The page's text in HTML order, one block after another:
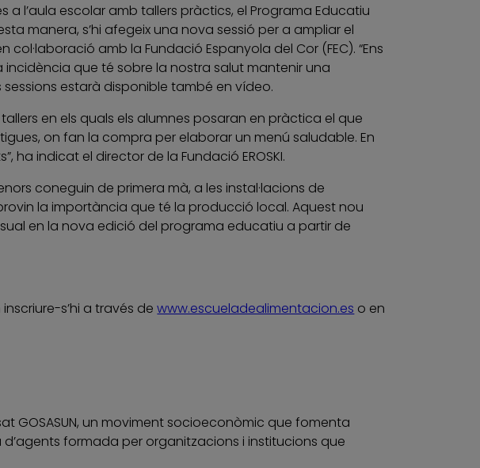
l’aula escolar amb tallers pràctics, el Programa Educatiu
manera, s’hi afegeix una nova sessió per a ampliar el
amb la Fundació Espanyola del Cor (FEC). “Ens
que té sobre la nostra salut mantenir una
estarà disponible també en vídeo.
en els quals els alumnes posaran en pràctica el que
on fan la compra per elaborar un menú saludable. En
ha indicat el director de la Fundació EROSKI.
coneguin de primera mà, a les instal·lacions de
la importància que té la producció local. Aquest nou
en la nova edició del programa educatiu a partir de
inscriure-s’hi a través dewww.escueladealimentacion.es o en
GOSASUN, un moviment socioeconòmic que fomenta
d’agents formada per organitzacions i institucions que